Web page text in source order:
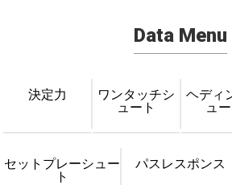
Data Menu
決定力
ワンタッチシ
ュート
ヘディ
ュ
セットプレーシュー
ト
パスレスポンス